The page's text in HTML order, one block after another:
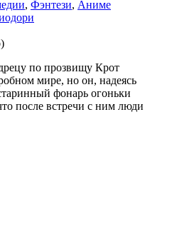
, Фэнтези, Аниме
по прозвищу Крот
мире, но он, надеясь
фонарь огоньки
после встречи с ним люди